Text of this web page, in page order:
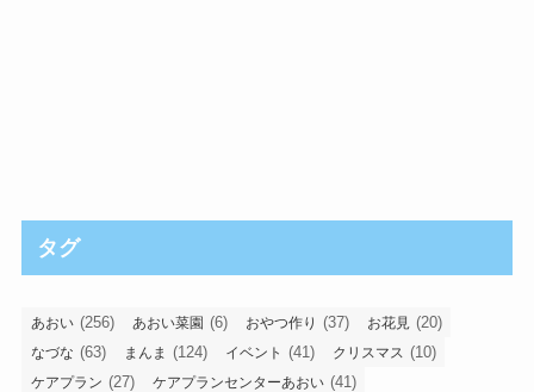
タグ
あおい (256) あおい菜園 (6) おやつ作り (37) お花見 (20)
なづな (63) まんま (124) イベント (41) クリスマス (10)
ケアプラン (27) ケアプランセンターあおい (41)